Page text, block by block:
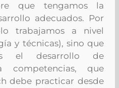
que tengamos la
adecuados. Por
trabajamos a nivel
y técnicas), sino que
el desarrollo de
competencias, que
debe practicar desde